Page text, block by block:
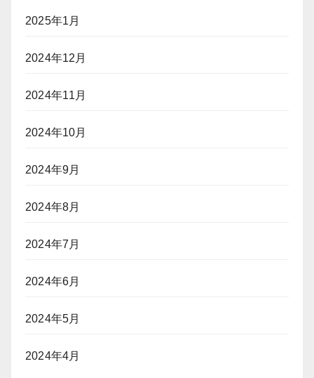
2025年1月
2024年12月
2024年11月
2024年10月
2024年9月
2024年8月
2024年7月
2024年6月
2024年5月
2024年4月